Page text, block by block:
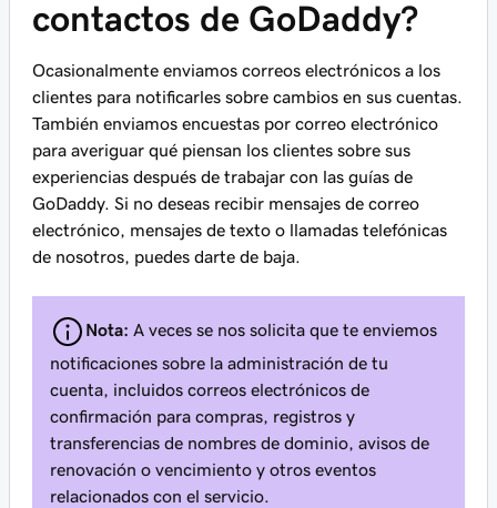
contactos de GoDaddy?
Ocasionalmente enviamos correos electrónicos a los
clientes para notificarles sobre cambios en sus cuentas.
También enviamos encuestas por correo electrónico
para averiguar qué piensan los clientes sobre sus
experiencias después de trabajar con las guías de
GoDaddy. Si no deseas recibir mensajes de correo
electrónico, mensajes de texto o llamadas telefónicas
de nosotros, puedes darte de baja.
Nota: A veces se nos solicita que te enviemos
notificaciones sobre la administración de tu
cuenta, incluidos correos electrónicos de
confirmación para compras, registros y
transferencias de nombres de dominio, avisos de
renovación o vencimiento y otros eventos
relacionados con el servicio.